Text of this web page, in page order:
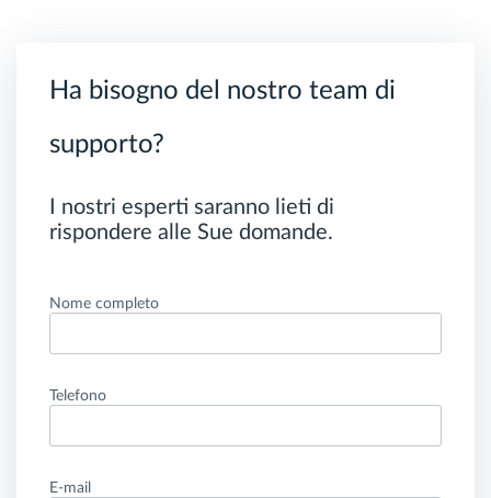
Ha bisogno del nostro team di
supporto?
I nostri esperti saranno lieti di
rispondere alle Sue domande.
Nome completo
Telefono
E-mail